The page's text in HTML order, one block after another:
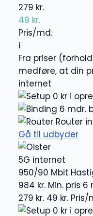
279 kr.
49 kr.
Pris/md.
i
Fra priser
medføre, at din
internet
0 kr i
6 mdr.
Router
Gå til udbyder
5G internet
950/90 Mbit
984 kr. Min. pris 6
279 kr. 49 kr. Pris/
0 kr i